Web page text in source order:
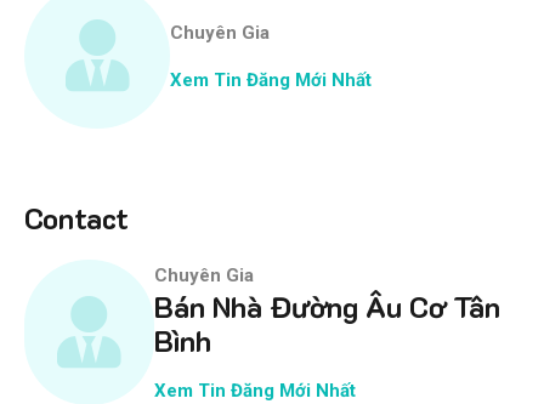
Chuyên Gia
Xem Tin Đăng Mới Nhất
Contact
Chuyên Gia
Bán Nhà Đường Âu Cơ Tân
Bình
Xem Tin Đăng Mới Nhất